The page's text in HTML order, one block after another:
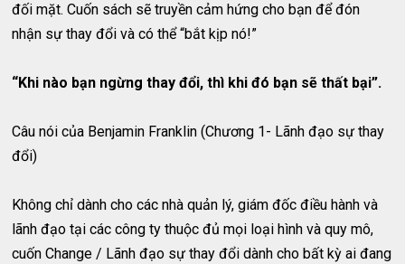
đối mặt. Cuốn sách sẽ truyền cảm hứng cho bạn để đón
nhận sự thay đổi và có thể “bắt kịp nó!”
“Khi nào bạn ngừng thay đổi, thì khi đó bạn sẽ thất bại”.
Câu nói của Benjamin Franklin (Chương 1- Lãnh đạo sự thay
đổi)
Không chỉ dành cho các nhà quản lý, giám đốc điều hành và
lãnh đạo tại các công ty thuộc đủ mọi loại hình và quy mô,
cuốn Change / Lãnh đạo sự thay đổi dành cho bất kỳ ai đang